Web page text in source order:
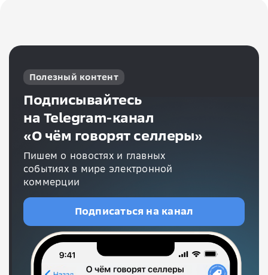
Полезный контент
Подписывайтесь
на Telegram-канал
«О чём говорят селлеры»
Пишем о новостях и главных
событиях в мире электронной
коммерции
Подписаться на канал